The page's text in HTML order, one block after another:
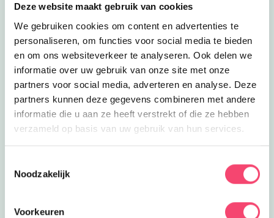
Deze website maakt gebruik van cookies
We gebruiken cookies om content en advertenties te
personaliseren, om functies voor social media te bieden
en om ons websiteverkeer te analyseren. Ook delen we
informatie over uw gebruik van onze site met onze
partners voor social media, adverteren en analyse. Deze
partners kunnen deze gegevens combineren met andere
informatie die u aan ze heeft verstrekt of die ze hebben
verzameld op basis van uw gebruik van hun services.
Noodzakelijk
Voorkeuren
ZOMERVAKANTIE!
Ontdek de leukste gezinsuitjes in en om Den Bosch: